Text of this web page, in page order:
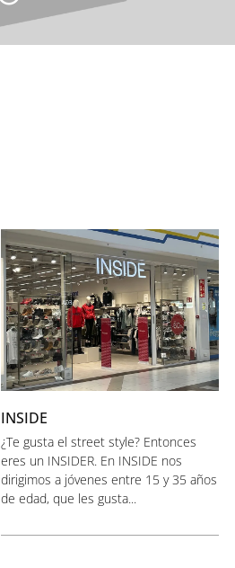
INSIDE
¿Te gusta el street style? Entonces
eres un INSIDER. En INSIDE nos
dirigimos a jóvenes entre 15 y 35 años
de edad, que les gusta...